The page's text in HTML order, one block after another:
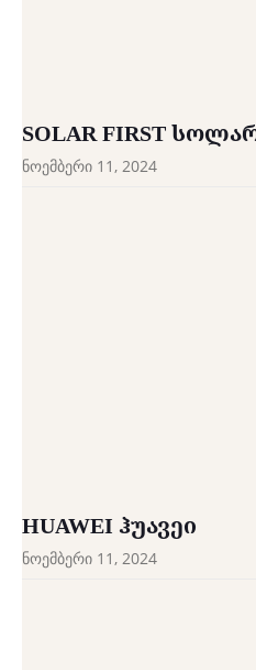
SOLAR FIRST
ნოემბერი 11, 2024
HUAWEI ᲰᲣᲐᲕᲔᲘ
ნოემბერი 11, 2024